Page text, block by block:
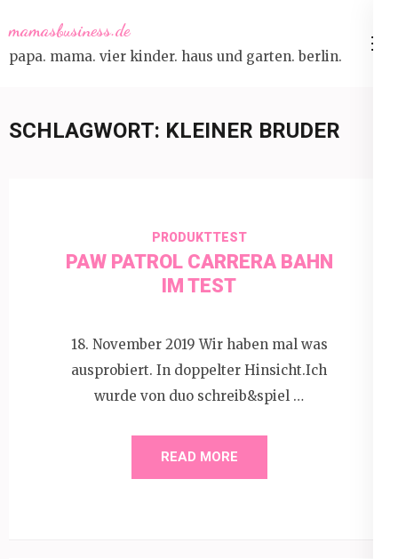
to
content
mamasbusiness.de
papa. mama. vier kinder. haus und garten. berlin.
SCHLAGWORT: KLEINER BRUDER
PRODUKTTEST
PAW PATROL CARRERA BAHN
IM TEST
18. November 2019 Wir haben mal was
ausprobiert. In doppelter Hinsicht.Ich
wurde von duo schreib&spiel …
READ MORE